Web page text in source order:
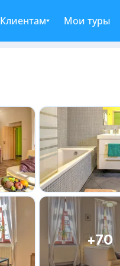
Клиентам Мои туры
+70